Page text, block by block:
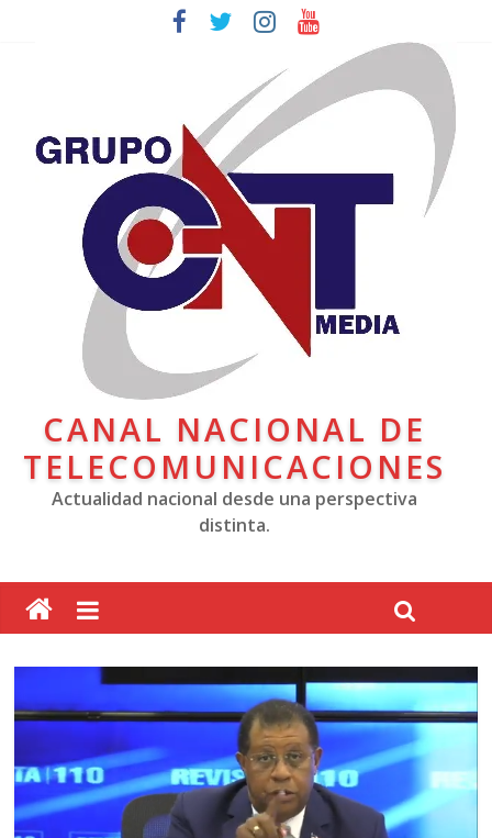
CANAL NACIONAL DE
TELECOMUNICACIONES
Actualidad nacional desde una perspectiva
distinta.